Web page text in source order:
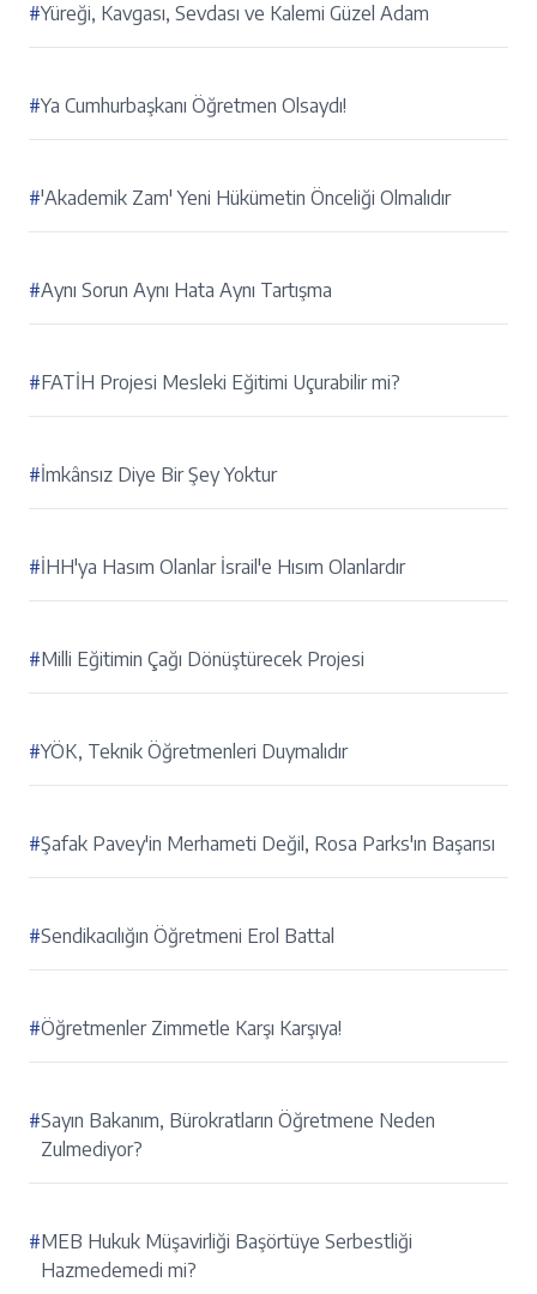
#Yüreği, Kavgası, Sevdası ve Kalemi Güzel Adam
#Ya Cumhurbaşkanı Öğretmen Olsaydı!
#'Akademik Zam' Yeni Hükümetin Önceliği Olmalıdır
#Aynı Sorun Aynı Hata Aynı Tartışma
#FATİH Projesi Mesleki Eğitimi Uçurabilir mi?
#İmkânsız Diye Bir Şey Yoktur
#İHH'ya Hasım Olanlar İsrail'e Hısım Olanlardır
#Milli Eğitimin Çağı Dönüştürecek Projesi
#YÖK, Teknik Öğretmenleri Duymalıdır
#Şafak Pavey'in Merhameti Değil, Rosa Parks'ın Başarısı
#Sendikacılığın Öğretmeni Erol Battal
#Öğretmenler Zimmetle Karşı Karşıya!
#Sayın Bakanım, Bürokratların Öğretmene Neden
Zulmediyor?
#MEB Hukuk Müşavirliği Başörtüye Serbestliği
Hazmedemedi mi?